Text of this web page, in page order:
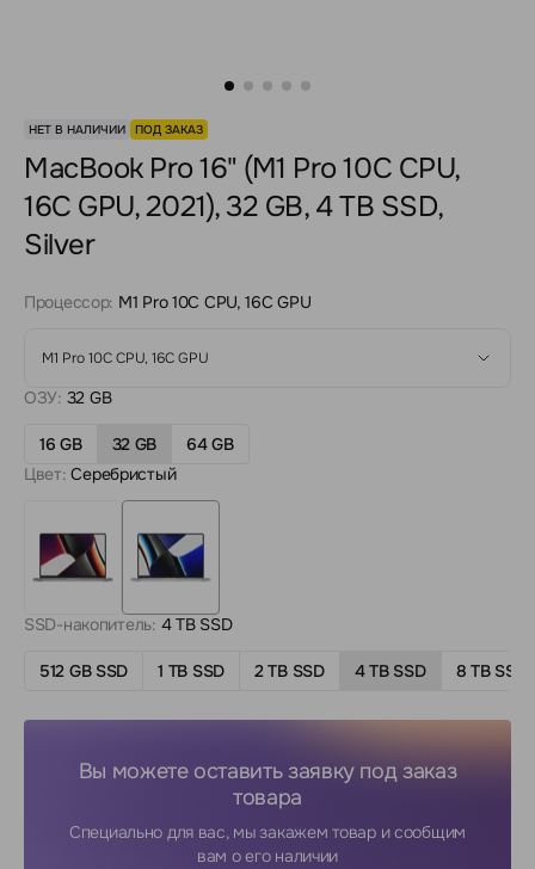
НЕТ В НАЛИЧИИ ПОД ЗАКАЗ
MacBook Pro 16" (M1 Pro 10C CPU,
16C GPU, 2021), 32 GB, 4 TB SSD,
Silver
Процессор: M1 Pro 10C CPU, 16C GPU
M1 Pro 10C CPU, 16C GPU
ОЗУ: 32 GB
16 GB 32 GB
64 GB
Цвет: Серебристый
SSD-накопитель: 4 TB SSD
512 GB SSD 1 TB SSD 2 TB SSD 4 TB SSD 8 TB SSD
Вы можете оставить заявку под заказ
товара
Специально для вас, мы закажем товар и сообщим
вам о его наличии